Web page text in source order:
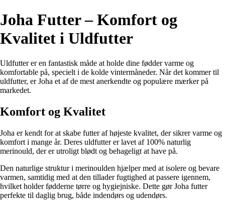
Joha Futter – Komfort og
Kvalitet i Uldfutter
Uldfutter er en fantastisk måde at holde dine fødder varme og
komfortable på, specielt i de kolde vintermåneder. Når det kommer til
uldfutter, er Joha et af de mest anerkendte og populære mærker på
markedet.
Komfort og Kvalitet
Joha er kendt for at skabe futter af højeste kvalitet, der sikrer varme og
komfort i mange år. Deres uldfutter er lavet af 100% naturlig
merinould, der er utroligt blødt og behageligt at have på.
Den naturlige struktur i merinoulden hjælper med at isolere og bevare
varmen, samtidig med at den tillader fugtighed at passere igennem,
hvilket holder fødderne tørre og hygiejniske. Dette gør Joha futter
perfekte til daglig brug, både indendørs og udendørs.